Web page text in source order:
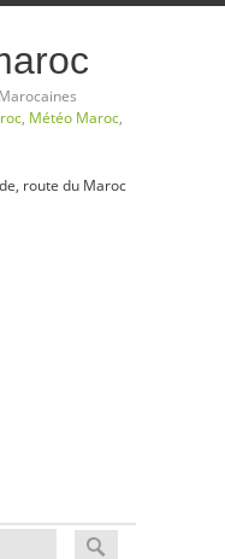
, Météo Maroc,
route du Maroc